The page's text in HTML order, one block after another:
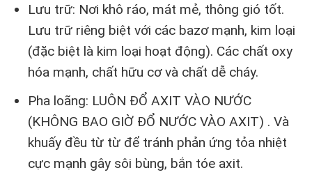
Lưu trữ: Nơi khô ráo, mát mẻ, thông gió tốt.
Lưu trữ riêng biệt với các bazơ mạnh, kim loại
(đặc biệt là kim loại hoạt động). Các chất oxy
hóa mạnh, chất hữu cơ và chất dễ cháy.
Pha loãng: LUÔN ĐỔ AXIT VÀO NƯỚC
(KHÔNG BAO GIỜ ĐỔ NƯỚC VÀO AXIT) . Và
khuấy đều từ từ để tránh phản ứng tỏa nhiệt
cực mạnh gây sôi bùng, bắn tóe axit.